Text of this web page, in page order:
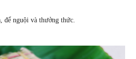
để nguội và thưởng thức.